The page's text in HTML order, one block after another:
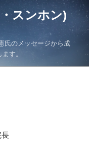
スンホン)
氏のメッセージから成
す。
長